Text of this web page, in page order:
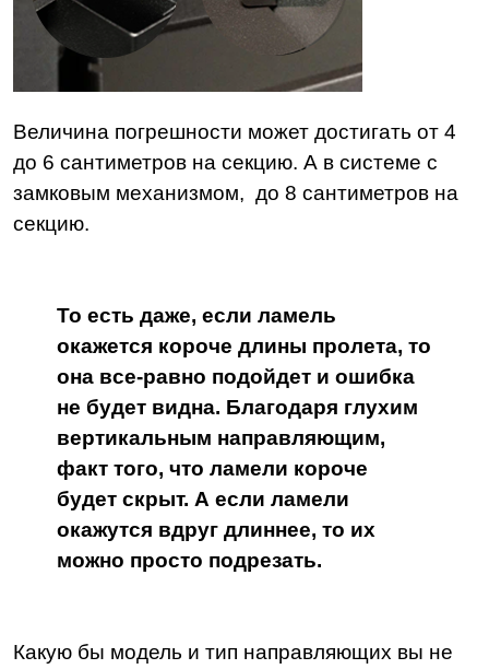
Величина погрешности может достигать от 4
до 6 сантиметров на секцию. А в системе с
замковым механизмом, до 8 сантиметров на
секцию.
То есть даже, если ламель
окажется короче длины пролета, то
она все-равно подойдет и ошибка
не будет видна. Благодаря глухим
вертикальным направляющим,
факт того, что ламели короче
будет скрыт. А если ламели
окажутся вдруг длиннее, то их
можно просто подрезать.
Какую бы модель и тип направляющих вы не